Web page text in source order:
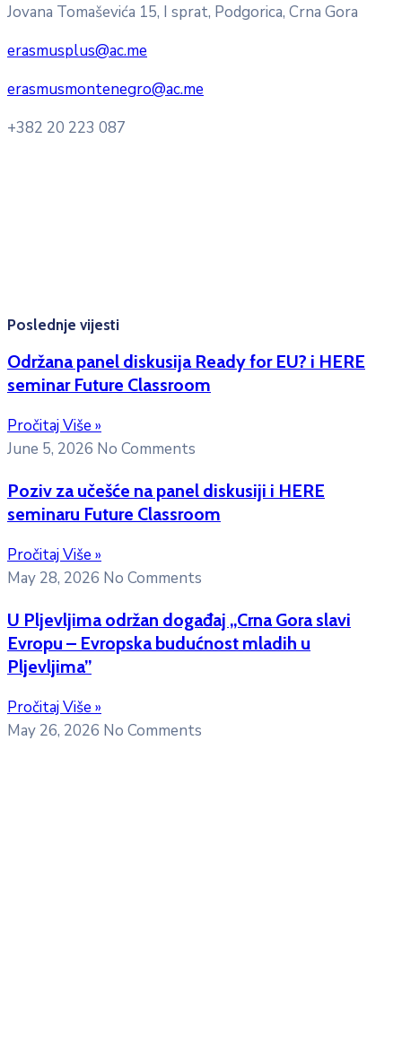
Jovana Tomaševića 15, I sprat, Podgorica, Crna Gora
erasmusplus@ac.me
erasmusmontenegro@ac.me
+382 20 223 087
Poslednje vijesti
Održana panel diskusija Ready for EU? i HERE
seminar Future Classroom
Pročitaj Više »
June 5, 2026 No Comments
Poziv za učešće na panel diskusiji i HERE
seminaru Future Classroom
Pročitaj Više »
May 28, 2026 No Comments
U Pljevljima održan događaj „Crna Gora slavi
Evropu – Evropska budućnost mladih u
Pljevljima”
Pročitaj Više »
May 26, 2026 No Comments